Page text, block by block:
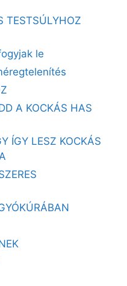
TESTSÚLYHOZ
le
A KOCKÁS HAS
ÍGY LESZ KOCKÁS